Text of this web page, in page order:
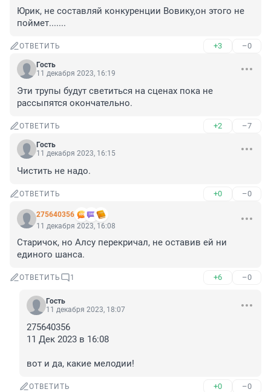
Юрик, не составляй конкуренции Вовику,он этого не
поймет.......
ОТВЕТИТЬ +3 –0
Гость
11 декабря 2023, 16:19
Эти трупы будут светиться на сценах пока не
рассыпятся окончательно.
ОТВЕТИТЬ +2 –7
Гость
11 декабря 2023, 16:15
Чистить не надо.
ОТВЕТИТЬ +0 –0
275640356
11 декабря 2023, 16:08
Старичок, но Алсу перекричал, не оставив ей ни
единого шанса.
ОТВЕТИТЬ 1 +6 –0
Гость
11 декабря 2023, 18:07
275640356
11 Дек 2023 в 16:08
вот и да, какие мелодии!
ОТВЕТИТЬ +0 –0